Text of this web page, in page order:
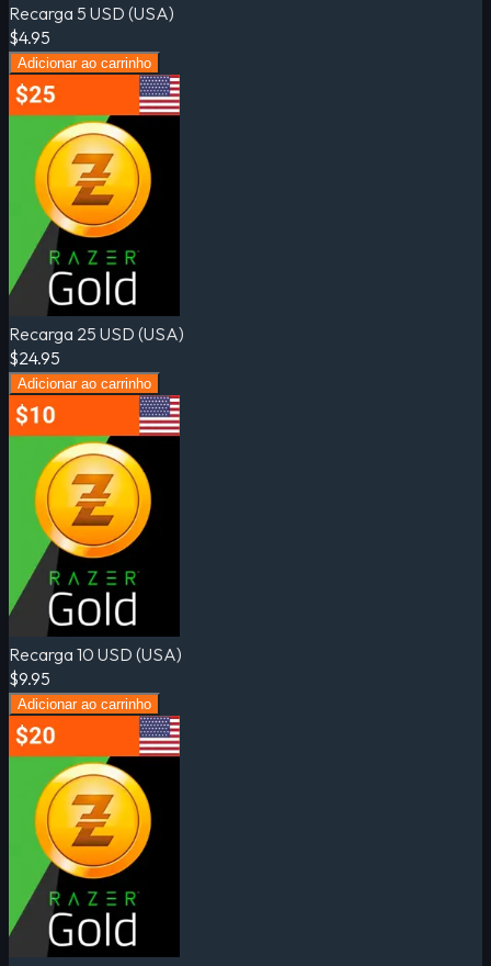
Recarga 5 USD (USA)
$4.95
Adicionar ao carrinho
Recarga 25 USD (USA)
$24.95
Adicionar ao carrinho
Recarga 10 USD (USA)
$9.95
Adicionar ao carrinho